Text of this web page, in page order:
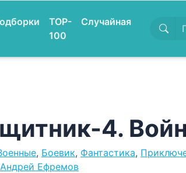
TOP-
100
Случайная
4.
, Боевик, Фантастика,
Андрей Ефремов